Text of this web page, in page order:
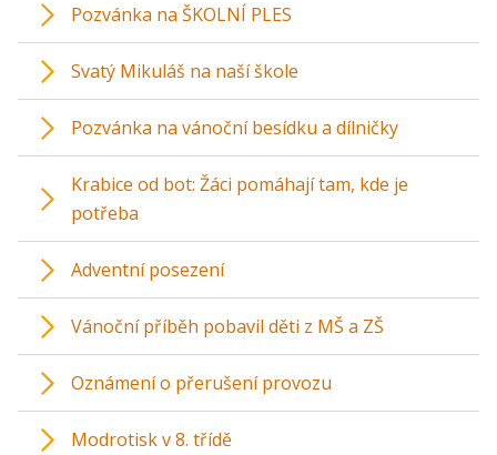
Pozvánka na ŠKOLNÍ PLES
Svatý Mikuláš na naší škole
Pozvánka na vánoční besídku a dílničky
Krabice od bot: Žáci pomáhají tam, kde je
potřeba
Adventní posezení
Vánoční příběh pobavil děti z MŠ a ZŠ
Oznámení o přerušení provozu
Modrotisk v 8. třídě